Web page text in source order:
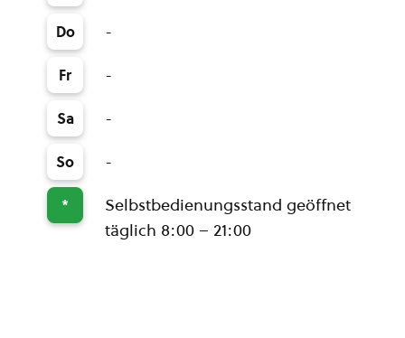
Do -
Fr -
Sa -
So -
*
Selbstbedienungsstand geöffnet
täglich 8:00 – 21:00